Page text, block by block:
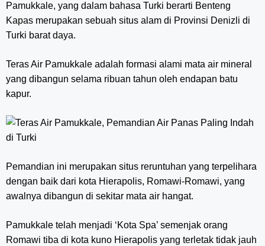
Pamukkale, yang dalam bahasa Turki berarti Benteng
Kapas merupakan sebuah situs alam di Provinsi Denizli di
Turki barat daya.
Teras Air Pamukkale adalah formasi alami mata air mineral
yang dibangun selama ribuan tahun oleh endapan batu
kapur.
Pemandian ini merupakan situs reruntuhan yang terpelihara
dengan baik dari kota Hierapolis, Romawi-Romawi, yang
awalnya dibangun di sekitar mata air hangat.
Pamukkale telah menjadi ‘Kota Spa’ semenjak orang
Romawi tiba di kota kuno Hierapolis yang terletak tidak jauh